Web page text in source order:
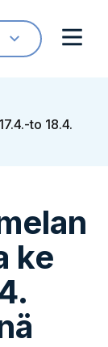
VALITTU KIELI:
Avaa
to 18.4.
ke